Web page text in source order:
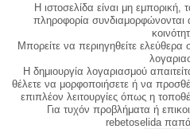
Η ιστοσελίδα είναι μη εμπορική,
πληροφορία συνδιαμορφώνονται
Μπορείτε να περιηγηθείτε ελεύθερα
Η δημιουργία λογαριασμού
θέλετε να μορφοποιήσετε ή να
επιπλέον λειτουργίες όπως η
Για τυχόν προβλήματα ή
rebetoselida